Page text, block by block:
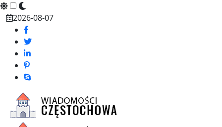
Skip
content
2026-08-07